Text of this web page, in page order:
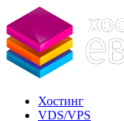
Хостинг
VDS/VPS